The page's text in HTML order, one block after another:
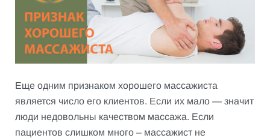
Еще одним признаком хорошего массажиста
является число его клиентов. Если их мало — значит
люди недовольны качеством массажа. Если
пациентов слишком много – массажист не